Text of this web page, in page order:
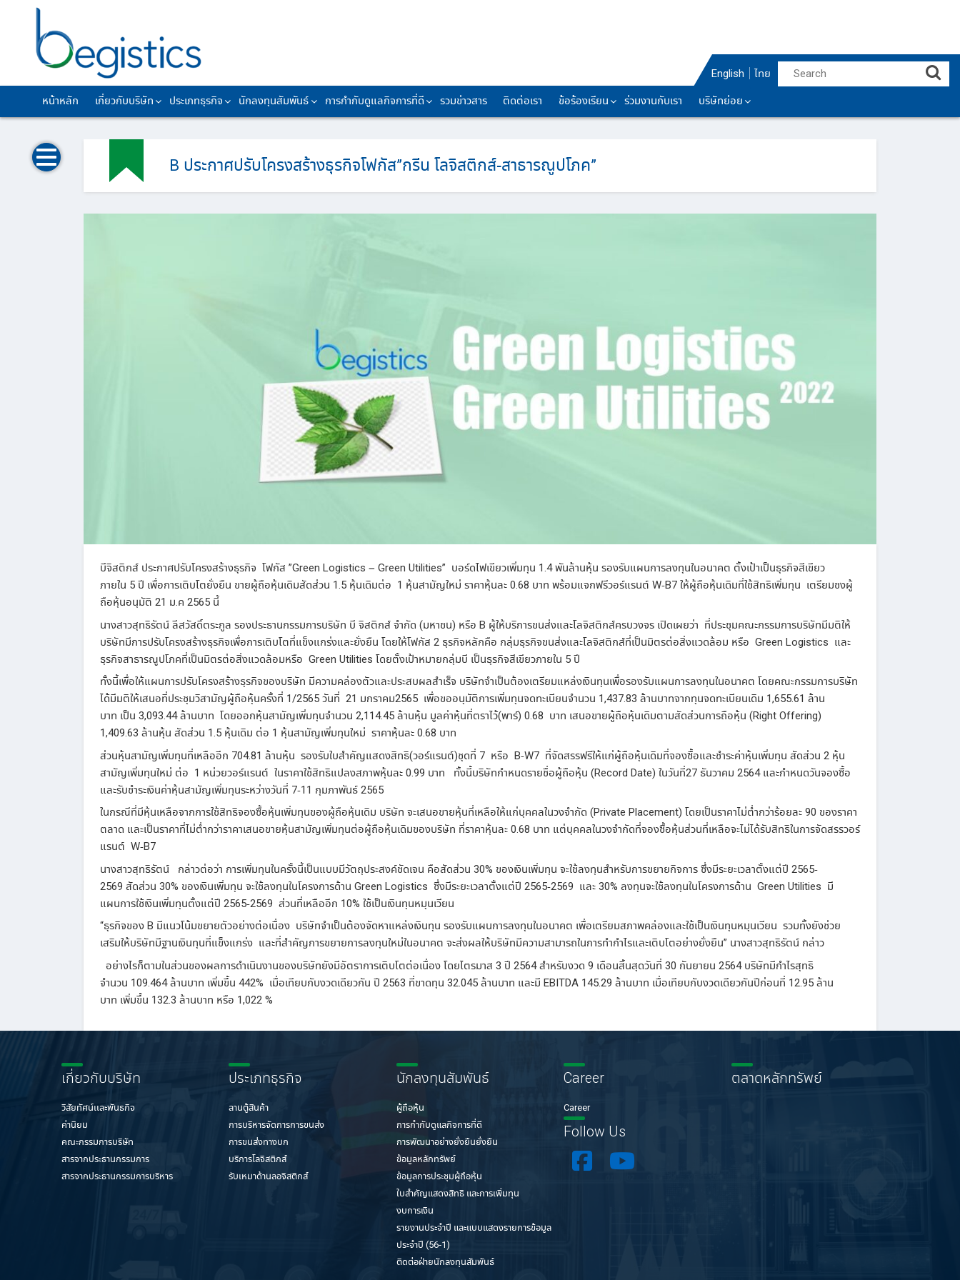
English
ไทย
หน้าหลัก
เกี่ยวกับบริษัท ประเภทธุรกิจ นักลงทุนสัมพันธ์ การกำกับดูแลกิจการที่ดี รวมข่าวสาร ติดต่อเรา ข้อร้องเรียน ร่วมงานกับเรา บริษัทย่อย
B ประกาศปรับโครงสร้างธุรกิจโฟกัส”กรีน โลจิสติกส์-สาธารณูปโภค”
บีจิสติกส์ ประกาศปรับโครงสร้างธุรกิจ โฟกัส ”Green Logistics – Green Utilities” บอร์ดไฟเขียวเพิ่มทุน 1.4พันล้านหุ้น รองรับแผนการลงทุนในอนาคต ตั้งเป้าเป็นธุรกิจสีเขียว
ภายใน 5ปี เพื่อการเติบโตยั่งยืน ขายผู้ถือหุ้นเดิมสัดส่วน 1.5 หุ้นเดิมต่อ 1 หุ้นสามัญใหม่ ราคาหุ้นละ0.68 บาท พร้อมแจกฟรีวอร์แรนต์ W-B7ให้ผู้ถือหุ้นเดิมที่ใช้สิทธิเพิ่มทุน เตรียมชงผู้
ถือหุ้นอนุมัติ 21 ม.ค 2565 นี้
นางสาวสุทธิรัตน์ ลีสวัสดิ์ตระกูล รองประธานกรรมการบริษัท บี จิสติกส์ จำกัด (มหาชน) หรือ B ผู้ให้บริการขนส่งและโลจิสติกส์ครบวงจร เปิดเผยว่า ที่ประชุมคณะกรรมการบริษัทมีมติให้
บริษัทมีการปรับโครงสร้างธุรกิจเพื่อการเติบโตที่แข็งแกร่งและยั่งยืน โดยให้โฟกัส 2 ธุรกิจหลักคือ กลุ่มธุรกิจขนส่งและโลจิสติกส์ที่เป็นมิตรต่อสิ่งแวดล้อม หรือ Green Logistics และ
ธุรกิจสาธารณูปโภคที่เป็นมิตรต่อสิ่งแวดล้อมหรือ Green Utilities โดยตั้งเป้าหมายกลุ่มบี เป็นธุรกิจสีเขียวภายใน 5ปี
ทั้งนี้เพื่อให้แผนการปรับโครงสร้างธุรกิจของบริษัท มีความคล่องตัวและประสบผลสำเร็จ บริษัทจำเป็นต้องเตรียมแหล่งเงินทุนเพื่อรองรับแผนการลงทุนในอนาคต โดยคณะกรรมการบริษัท
ได้มีมติให้เสนอที่ประชุมวิสามัญผู้ถือหุ้นครั้งที่ 1/2565วันที่ 21 มกราคม2565 เพื่อขออนุมัติการเพิ่มทุนจดทะเบียนจำนวน 1,437.83 ล้านบาทจากทุนจดทะเบียนเดิม 1,655.61 ล้าน
บาท เป็น 3,093.44ล้านบาท โดยออกหุ้นสามัญเพิ่มทุนจำนวน 2,114.45ล้านหุ้น มูลค่าหุ้นที่ตราไว้(พาร์) 0.68 บาท เสนอขายผู้ถือหุ้นเดิมตามสัดส่วนการถือหุ้น (Right Offering)
1,409.63 ล้านหุ้น สัดส่วน 1.5 หุ้นเดิม ต่อ 1 หุ้นสามัญเพิ่มทุนใหม่ ราคาหุ้นละ0.68 บาท
ส่วนหุ้นสามัญเพิ่มทุนที่เหลืออีก 704.81 ล้านหุ้น รองรับใบสำคัญแสดงสิทธิ(วอร์แรนต์)ชุดที่ 7 หรือ B-W7 ที่จัดสรรฟรีให้แก่ผู้ถือหุ้นเดิมที่จองซื้อและชำระค่าหุ้นเพิ่มทุน สัดส่วน 2 หุ้น
สามัญเพิ่มทุนใหม่ ต่อ 1 หน่วยวอร์แรนต์ ในราคาใช้สิทธิแปลงสภาพหุ้นละ0.99 บาท ทั้งนี้บริษัทกำหนดรายชื่อผู้ถือหุ้น (Record Date) ในวันที่27 ธันวาคม 2564และกำหนดวันจองซื้อ
และรับชำระเงินค่าหุ้นสามัญเพิ่มทุนระหว่างวันที่ 7-11 กุมภาพันธ์2565
ในกรณีที่มีหุ้นเหลือจากการใช้สิทธิจองซื้อหุ้นเพิ่มทุนของผู้ถือหุ้นเดิม บริษัท จะเสนอขายหุ้นที่เหลือให้แก่บุคคลในวงจำกัด (Private Placement) โดยเป็นราคาไม่ต่ำกว่าร้อยละ90 ของราคา
ตลาด และเป็นราคาที่ไม่ต่ำกว่าราคาเสนอขายหุ้นสามัญเพิ่มทุนต่อผู้ถือหุ้นเดิมของบริษัท ที่ราคาหุ้นละ0.68 บาท แต่บุคคลในวงจำกัดที่จองซื้อหุ้นส่วนที่เหลือจะไม่ได้รับสิทธิในการจัดสรรวอร์
แรนต์ W-B7
นางสาวสุทธิรัตน์
กล่าวต่อว่า การเพิ่มทุนในครั้งนี้เป็นแบบมีวัตถุประสงค์ชัดเจน คือสัดส่วน 30% ของเงินเพิ่มทุน จะใช้ลงทุนสำหรับการขยายกิจการ ซึ่งมีระยะเวลาตั้งแต่ปี 2565-
2569 สัดส่วน 30% ของเงินเพิ่มทุน จะใช้ลงทุนในโครงการด้าน Green Logistics ซึ่งมีระยะเวลาตั้งแต่ปี 2565-2569 และ30% ลงทุนจะใช้ลงทุนในโครงการด้าน Green Utilities มี
แผนการใช้เงินเพิ่มทุนตั้งแต่ปี 2565-2569 ส่วนที่เหลืออีก 10% ใช้เป็นเงินทุนหมุนเวียน
“ธุรกิจของB มีแนวโน้มขยายตัวอย่างต่อเนื่อง บริษัทจำเป็นต้องจัดหาแหล่งเงินทุน รองรับแผนการลงทุนในอนาคต เพื่อเตรียมสภาพคล่องและใช้เป็นเงินทุนหมุนเวียน รวมทั้งยังช่วย
เสริมให้บริษัทมีฐานเงินทุนที่แข็งแกร่ง และที่สำคัญการขยายการลงทุนใหม่ในอนาคต จะส่งผลให้บริษัทมีความสามารถในการทำกำไรและเติบโตอย่างยั่งยืน” นางสาวสุทธิรัตน์ กล่าว
อย่างไรก็ตามในส่วนของผลการดำเนินงานของบริษัทยังมีอัตราการเติบโตต่อเนื่อง โดยไตรมาส 3 ปี 2564สำหรับงวด 9 เดือนสิ้นสุดวันที่ 30 กันยายน 2564บริษัทมีกำไรสุทธิ
จำนวน 109.464ล้านบาท เพิ่มขึ้น 442% เมื่อเทียบกับงวดเดียวกัน ปี 2563 ที่ขาดทุน 32.045ล้านบาท และมี EBITDA 145.29 ล้านบาท เมื่อเทียบกับงวดเดียวกันปีก่อนที่ 12.95ล้าน
บาท เพิ่มขึ้น 132.3 ล้านบาท หรือ 1,022 %
เกี่ยวกับบริษัท
วิสัยทัศน์เเละพันธกิจ
ค่านิยม
คณะกรรมการบริษัท
สารจากประธานกรรมการ
สารจากประธานกรรมการบริหาร
ประเภทธุรกิจ
ลานตู้สินค้า
การบริหารจัดการการขนส่ง
การขนส่งทางบก
บริการโลจิสติกส์
รับเหมาด้านลอจิสติกส์
นักลงทุนสัมพันธ์
ผู้ถือหุ้น
การกำกับดูแลกิจการที่ดี
การพัฒนาอย่างยั่งยืนยั่งยืน
ข้อมูลหลักทรัพย์
ข้อมูลการประชุมผู้ถือหุ้น
ใบสำคัญแสดงสิทธิ และการเพิ่มทุน
งบการเงิน
รายงานประจำปี และแบบแสดงรายการข้อมูล
ประจำปี (56-1)
ติดต่อฝ่ายนักลงทุนสัมพันธ์
Career
Career
Follow Us
ตลาดหลักทรัพย์